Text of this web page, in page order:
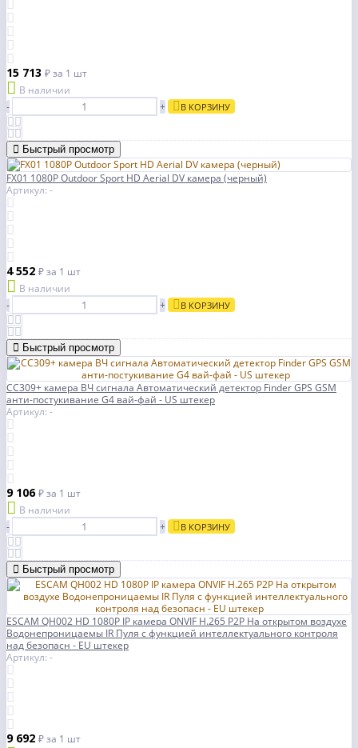
15 713 ₽за 1 шт
В наличии
-
+ В КОРЗИНУ
Быстрый просмотр
FX01 1080P Outdoor Sport HD Aerial DV камера (черный)
Артикул: -
4 552 ₽за 1 шт
В наличии
-
+ В КОРЗИНУ
Быстрый просмотр
CC309+ камера ВЧ сигнала Автоматический детектор Finder GPS GSM
анти-постукивание G4 вай-фай - US штекер
Артикул: -
9 106₽за 1 шт
В наличии
-
+ В КОРЗИНУ
Быстрый просмотр
ESCAM QH002 HD 1080P IP камера ONVIF H.265 P2P На открытом воздухе
Водонепроницаемы IR Пуля с функцией интеллектуального контроля
над безопасн - EU штекер
Артикул: -
9 692 ₽за 1 шт